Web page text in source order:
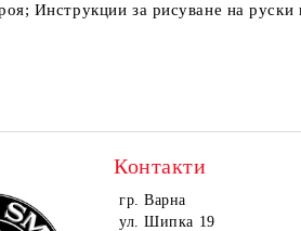
Инструкции за рисуване на
Контакти
гр. Варна
ул. Шипка 19